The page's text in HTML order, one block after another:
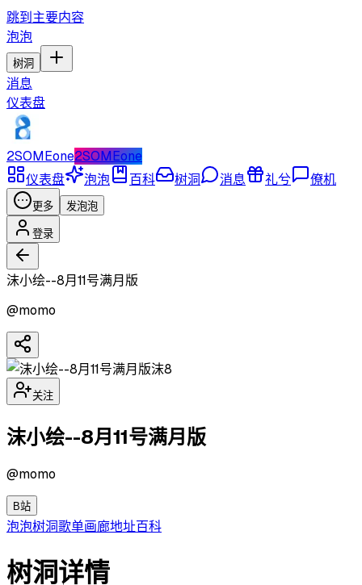
跳到主要内容
泡泡
树洞
消息
仪表盘
2SOMEone2SOMEone
仪表盘
泡泡 百科 树洞 消息 礼兮 僚机
更多 发泡泡
登录
沫小绘--8月11号满月版
@momo
沫8
关注
沫小绘--8月11号满月版
@momo
B站
泡泡树洞歌单画廊地址百科
树洞详情